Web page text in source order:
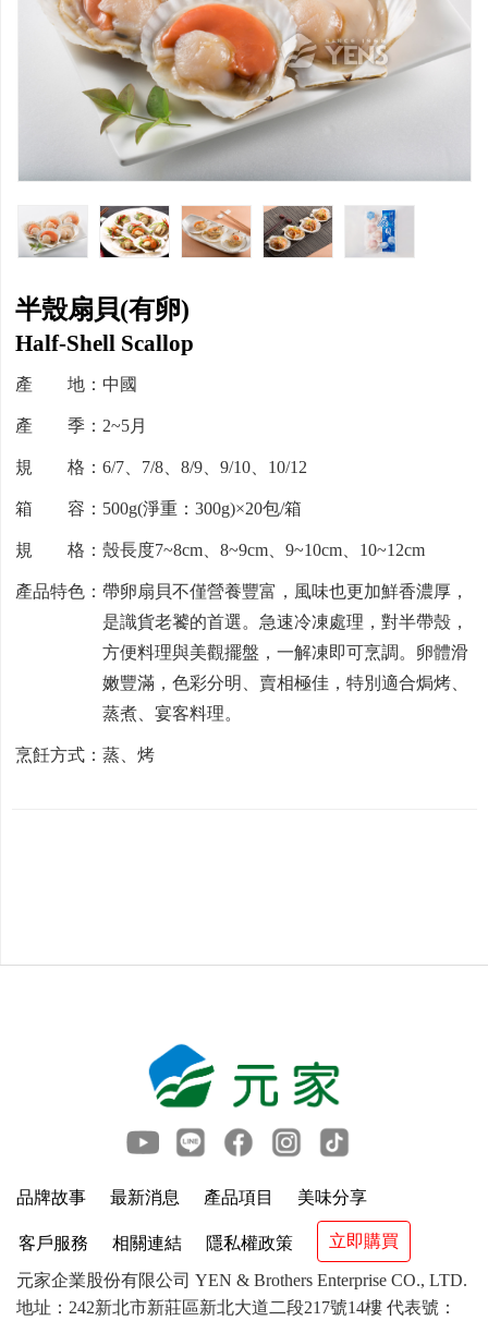
半殼扇貝(有卵)
Half-Shell Scallop
產 地：中國
產 季：2~5月
規 格：6/7、7/8、8/9、9/10、10/12
箱 容：500g(淨重：300g)×20包/箱
規 格：殼長度7~8cm、8~9cm、9~10cm、10~12cm
產品特色：帶卵扇貝不僅營養豐富，風味也更加鮮香濃厚，
是識貨老饕的首選。急速冷凍處理，對半帶殼，
方便料理與美觀擺盤，一解凍即可烹調。卵體滑
嫩豐滿，色彩分明、賣相極佳，特別適合焗烤、
蒸煮、宴客料理。
烹飪方式：蒸、烤
品牌故事 最新消息 產品項目 美味分享
客戶服務 相關連結 隱私權政策 立即購買
元家企業股份有限公司 YEN & Brothers Enterprise CO., LTD.
地址：242新北市新莊區新北大道二段217號14樓 代表號：